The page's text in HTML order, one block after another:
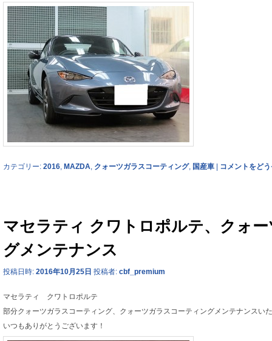
カテゴリー: 2016 MAZDA クォーツガラスコーティング, 国産車 | コメントをど
マセラティ クワトロポルテ、クォ
グメンテナンス
投稿日時: 2016年10月25日 投稿者: cbf_premium
マセラティ クワトロポルテ
部分クォーツガラスコーティング、クォーツガラスコーティングメンテナンスい
いつもありがとうございます！